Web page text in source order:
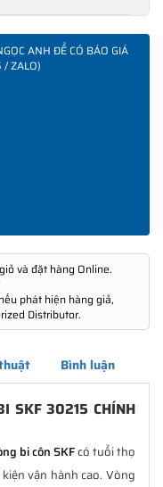
ANH ĐỂ CÓ BÁO GIÁ
/ ZALO)
và đặt hàng Online.
phát hiện hàng giả,
Distributor.
Bình luận
SKF 30215 CHÍNH
bi côn SKFcó tuổi thọ
vận hành cao. Vòng